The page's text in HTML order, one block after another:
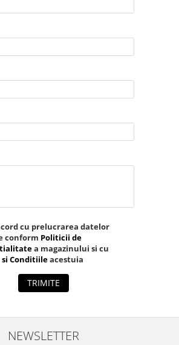
cu prelucrarea datelor
conform Politicii de
a magazinului si cu
Conditiileacestuia
TRIMITE
NEWSLETTER